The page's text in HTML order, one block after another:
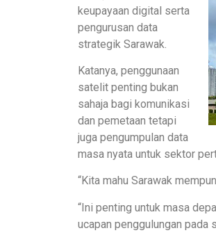
keupayaan digital serta
pengurusan data
strategik Sarawak.
Katanya, penggunaan
satelit penting bukan
sahaja bagi komunikasi
dan pemetaan tetapi
juga pengumpulan data
masa nyata untuk sektor
“Kita mahu Sarawak
“Ini penting untuk masa
ucapan penggulungan pada